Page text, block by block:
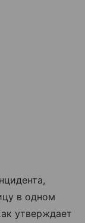
в одном
утверждает